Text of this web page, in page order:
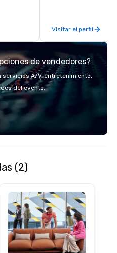
Visitar el perfil
de vendedores?
servicios A/V, entretenimiento,
del evento.
(2)